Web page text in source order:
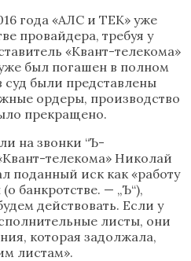
года «АЛС и ТЕК» уже
провайдера, требуя у
«Квант-телекома»
был погашен в полном
суд были представлены
ордеры, производство
прекращено.
на звонки “Ъ-
телекома» Николай
поданный иск как «работу
банкротстве. — „Ъ“),
действовать. Если у
листы, они
которая задолжала,
листам».